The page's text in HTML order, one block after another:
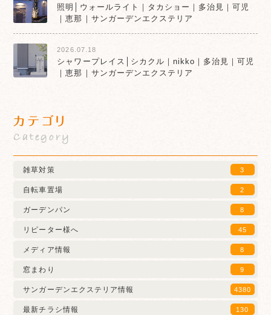
照明│ウォールライト｜タカショー｜多治見｜可児
｜恵那｜サンガーデンエクステリア
2026.07.18
シャワープレイス│シカクル｜nikko｜多治見｜可児
｜恵那｜サンガーデンエクステリア
カテゴリ
Category
雑草対策 3
自転車置場 2
ガーデンパン 8
リピーター様へ 45
メディア情報 8
窓まわり 9
サンガーデンエクステリア情報 4380
最新チラシ情報 130